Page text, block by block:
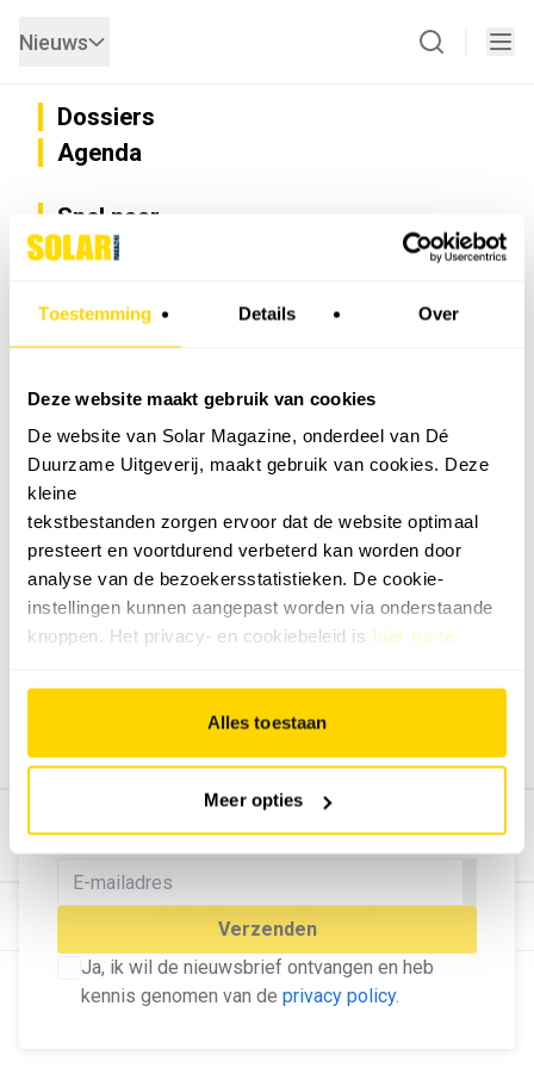
Toestemming Details Over
Deze website maakt gebruik van cookies
De website van Solar Magazine, onderdeel van Dé
Duurzame Uitgeverij, maakt gebruik van cookies. Deze
kleine
tekstbestanden zorgen ervoor dat de website optimaal
presteert en voortdurend verbeterd kan worden door
analyse van de bezoekersstatistieken. De cookie-
instellingen kunnen aangepast worden via onderstaande
knoppen. Het privacy- en cookiebeleid is hier na te
Alles toestaan
Meer opties
MELD U AAN VOOR ONZE
NIEUWSBRIEF
Blijf op de hoogte van het laatste nieuws!
Verzenden
Ja, ik wil de nieuwsbrief ontvangen en heb
kennis genomen van de privacy policy.
Nieuws
Dossiers
Agenda
Snel naar
Privacy
Nieuwsbrief
Vacatures
Installateurzoeker
Cookievoorkeuren wijzigen
English
Geef ons feedback
Vertel ons wat je van onze website vindt.
Tip de redactie
Bekijk hier de mogelijkheden.
© Dé Duurzame Uitgeverij